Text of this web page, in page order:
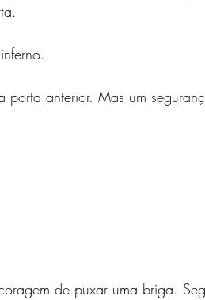
porta anterior. Mas um
de puxar uma briga.